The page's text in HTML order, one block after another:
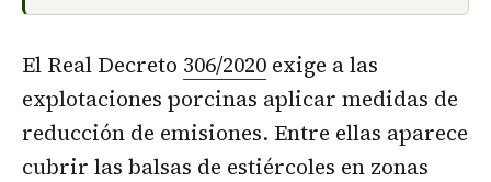
El Real Decreto 306/2020 exige a las
explotaciones porcinas aplicar medidas de
reducción de emisiones. Entre ellas aparece
cubrir las balsas de estiércoles en zonas